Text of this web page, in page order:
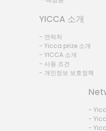
YICCA 소개
- 연락처
- Yicca prize 소개
- YICCA 소개
- 사용 조건
- 개인정보 보호정책
-
-
-